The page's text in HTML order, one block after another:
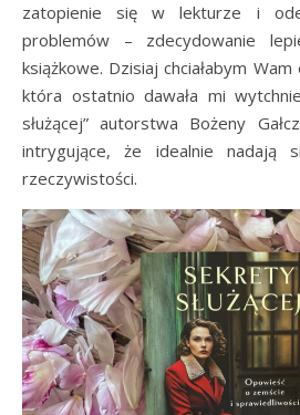
zatopienie się w lekturze i
problemów – zdecydowanie
książkowe. Dzisiaj chciałabym
która ostatnio dawała mi
służącej” autorstwa Bożeny
intrygujące, że idealnie nadają
rzeczywistości.